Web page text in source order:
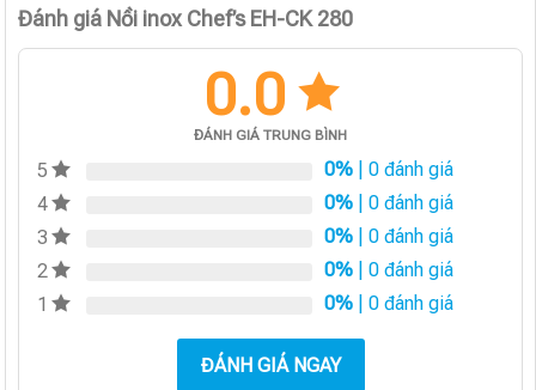
Đánh giá Nồi inox Chef’s EH-CK 280
0.0
ĐÁNH GIÁ TRUNG BÌNH
5 0% | 0 đánh giá
4
0% | 0 đánh giá
3
0% | 0 đánh giá
2
0% | 0 đánh giá
1
0% | 0 đánh giá
ĐÁNH GIÁ NGAY